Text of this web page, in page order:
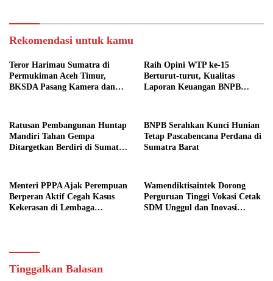
Rekomendasi untuk kamu
Teror Harimau Sumatra di
Permukiman Aceh Timur,
BKSDA Pasang Kamera dan
Raih Opini WTP ke-15
Berturut-turut, Kualitas
Laporan Keuangan BNPB
Ratusan Pembangunan Huntap
Mandiri Tahan Gempa
Ditargetkan Berdiri di Sumatra
BNPB Serahkan Kunci Hunian
Tetap Pascabencana Perdana di
Sumatra Barat
Menteri PPPA Ajak Perempuan
Berperan Aktif Cegah Kasus
Kekerasan di Lembaga
Wamendiktisaintek Dorong
Perguruan Tinggi Vokasi Cetak
SDM Unggul dan Inovasi
Tinggalkan Balasan